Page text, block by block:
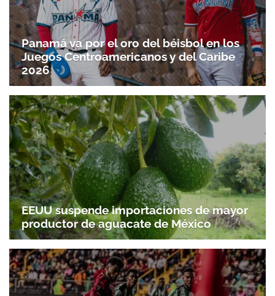
Panamá va por el oro del béisbol en los
Juegos Centroamericanos y del Caribe
2026
EEUU suspende importaciones de mayor
productor de aguacate de México